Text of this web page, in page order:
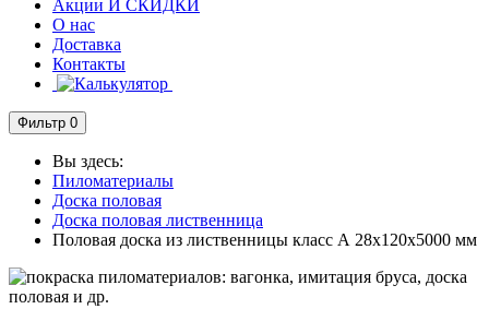
Акции И СКИДКИ
О нас
Доставка
Контакты
Фильтр 0
Вы здесь:
Пиломатериалы
Доска половая
Доска половая лиственница
Половая доска из лиственницы класс А 28x120x5000 мм